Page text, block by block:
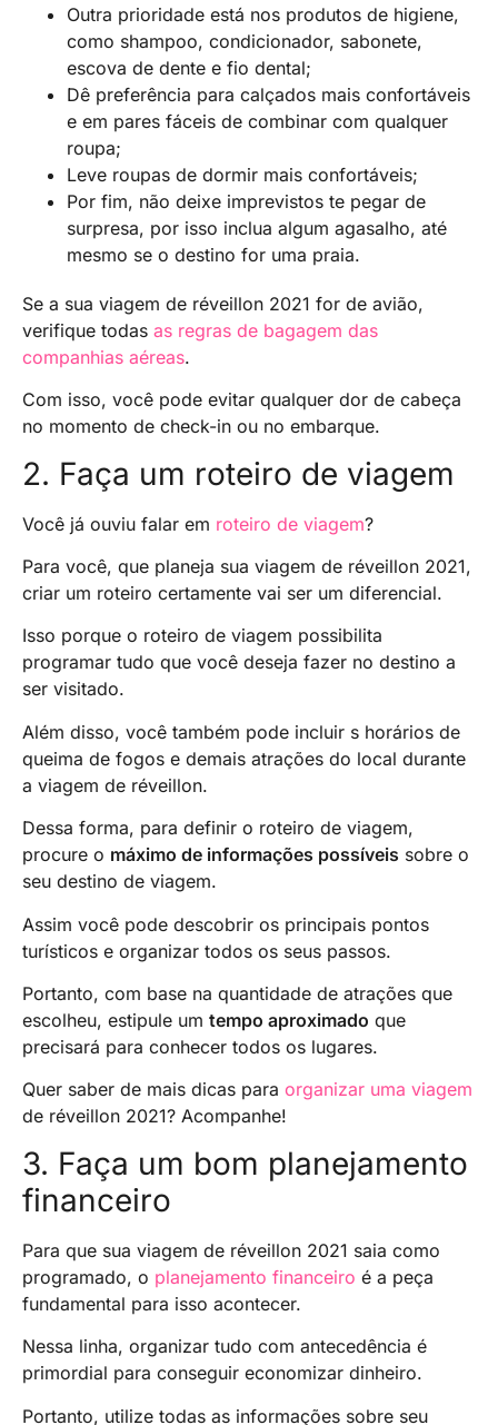
Outra prioridade está nos produtos de higiene,
como shampoo, condicionador, sabonete,
escova de dente e fio dental;
Dê preferência para calçados mais confortáveis
e em pares fáceis de combinar com qualquer
roupa;
Leve roupas de dormir mais confortáveis;
Por fim, não deixe imprevistos te pegar de
surpresa, por isso inclua algum agasalho, até
mesmo se o destino for uma praia.
Se a sua viagem de réveillon 2021 for de avião,
verifique todas as regras de bagagem das
companhias aéreas.
Com isso, você pode evitar qualquer dor de cabeça
no momento de check-in ou no embarque.
2. Faça um roteiro de viagem
Você já ouviu falar em roteiro de viagem?
Para você, que planeja sua viagem de réveillon 2021,
criar um roteiro certamente vai ser um diferencial.
Isso porque o roteiro de viagem possibilita
programar tudo que você deseja fazer no destino a
ser visitado.
Além disso, você também pode incluir s horários de
queima de fogos e demais atrações do local durante
a viagem de réveillon.
Dessa forma, para definir o roteiro de viagem,
procure o máximo de informações possíveis sobre o
seu destino de viagem.
Assim você pode descobrir os principais pontos
turísticos e organizar todos os seus passos.
Portanto, com base na quantidade de atrações que
escolheu, estipule um tempo aproximado que
precisará para conhecer todos os lugares.
Quer saber de mais dicas para organizar uma viagem
de réveillon 2021? Acompanhe!
3. Faça um bom planejamento
financeiro
Para que sua viagem de réveillon 2021 saia como
programado, o planejamento financeiro é a peça
fundamental para isso acontecer.
Nessa linha, organizar tudo com antecedência é
primordial para conseguir economizar dinheiro.
Portanto, utilize todas as informações sobre seu